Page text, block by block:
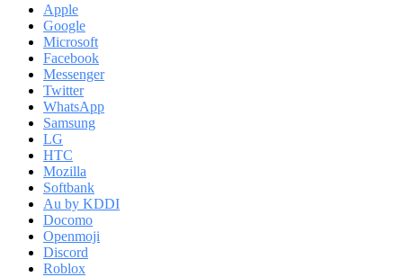
Apple
Google
Microsoft
Facebook
Messenger
Twitter
WhatsApp
Samsung
LG
HTC
Mozilla
Softbank
Au by KDDI
Docomo
Openmoji
Discord
Roblox